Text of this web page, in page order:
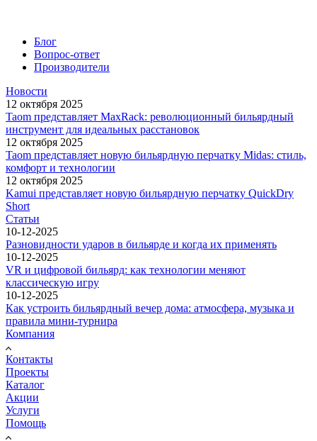
Блог
Вопрос-ответ
Производители
Новости
12 октября 2025
Taom представляет MaxRack: революционный бильярдный
инструмент для идеальных расстановок
12 октября 2025
Taom представляет новую бильярдную перчатку Midas: стиль,
комфорт и технологии
12 октября 2025
Kamui представляет новую бильярдную перчатку QuickDry
Short
Статьи
10-12-2025
Разновидности ударов в бильярде и когда их применять
10-12-2025
VR и цифровой бильярд: как технологии меняют
классическую игру
10-12-2025
Как устроить бильярдный вечер дома: атмосфера, музыка и
правила мини-турнира
Компания
Контакты
Проекты
Каталог
Акции
Услуги
Помощь